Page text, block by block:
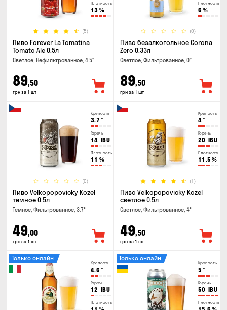
Плотность
13 %
(5)
Пиво Forever La Tomatina
Tomato Ale 0.5л
Светлое, Нефильтрованное, 4.5°
89,50
грн за 1 шт
Плотность
6 %
(0)
Пиво безалкогольное Corona
Zero 0.33л
Светлое, Фильтрованное, 0°
89,50
грн за 1 шт
Крепость
3.7 °
Горечь
14 IBU
Плотность
11 %
(0)
Пиво Velkopopovicky Kozel
темное 0.5л
Темное, Фильтрованное, 3.7°
49,00
грн за 1 шт
Крепость
4°
Горечь
20 IBU
Плотность
11.5 %
(1)
Пиво Velkopopovicky Kozel
светлое 0.5л
Светлое, Фильтрованное, 4°
49,50
грн за 1 шт
Крепость
4.6 °
Горечь
12 IBU
Плотность
Только онлайн
Крепость
5 °
Горечь
50 IBU
Плотность
Только онлайн